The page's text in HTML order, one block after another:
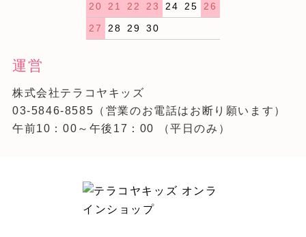
20
21 22 23 24 25
26
27
28 29 30
運営
株式会社テラコヤキッズ
03-5846-8585 （営業のお電話はお断り願います）
午前10：00～午後17：00 （平日のみ）